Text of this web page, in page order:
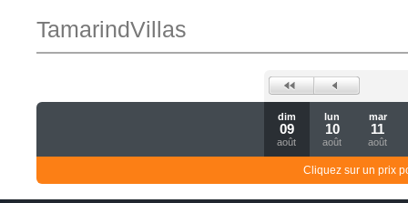
TamarindVillas
dim
09
août
lun
10
août
mar
11
août
Cliquez sur un prix